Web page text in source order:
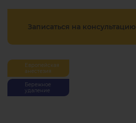
Европейская
анестезия
Бережное
удаление
Записаться на консультацию